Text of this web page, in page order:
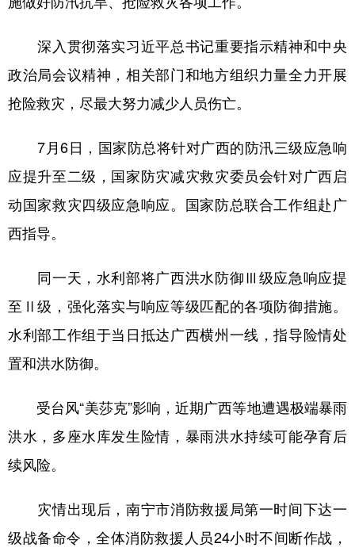
陕西 甘肃 青海
多语种频道
Deutsch Português
深入贯彻落实习近平总书记重要指示精神和中央
政治局会议精神，相关部门和地方组织力量全力开展
抢险救灾，尽最大努力减少人员伤亡。
7月6日，国家防总将针对广西的防汛三级应急响
应提升至二级，国家防灾减灾救灾委员会针对广西启
动国家救灾四级应急响应。国家防总联合工作组赴广
西指导。
同一天，水利部将广西洪水防御Ⅲ级应急响应提
至Ⅱ级，强化落实与响应等级匹配的各项防御措施。
水利部工作组于当日抵达广西横州一线，指导险情处
置和洪水防御。
受台风“美莎克”影响，近期广西等地遭遇极端暴雨
洪水，多座水库发生险情，暴雨洪水持续可能孕育后
续风险。
灾情出现后，南宁市消防救援局第一时间下达一
级战备命令，全体消防救援人员24小时不间断作战，